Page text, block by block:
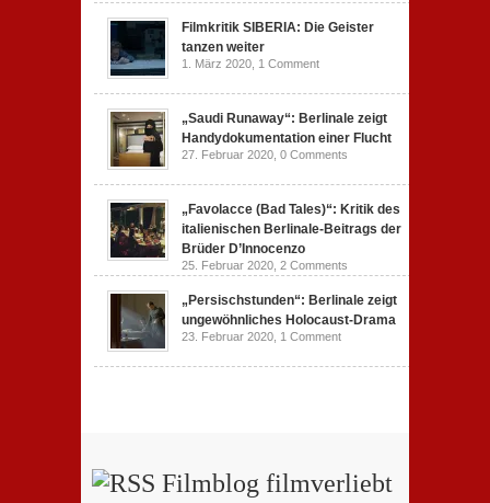
Filmkritik SIBERIA: Die Geister
tanzen weiter
1. März 2020, 1 Comment
„Saudi Runaway“: Berlinale zeigt
Handydokumentation einer Flucht
27. Februar 2020, 0 Comments
„Favolacce (Bad Tales)“: Kritik des
italienischen Berlinale-Beitrags der
Brüder D’Innocenzo
25. Februar 2020, 2 Comments
„Persischstunden“: Berlinale zeigt
ungewöhnliches Holocaust-Drama
23. Februar 2020, 1 Comment
Filmblog filmverliebt